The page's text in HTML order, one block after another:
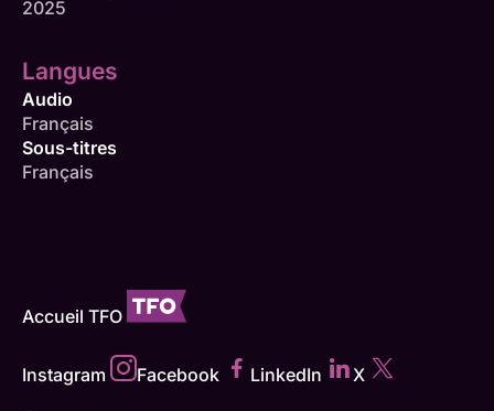
2025
Langues
Audio
Français
Sous-titres
Français
Accueil TFO
Instagram Facebook LinkedIn X